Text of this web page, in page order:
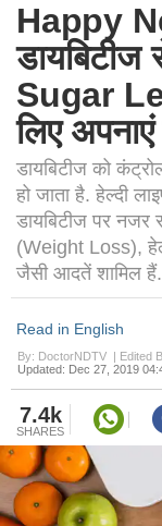
Happy
Sugar
लिए
डायबिटीज को
हो जाता है. हेल्‍दी
डायबिटीज पर
(Weight Loss),
जैसी आदतें शामिल हैं.
Read in English
By: DoctorNDTV | Edited
Updated: Dec 27, 2019
7.4k
SHARES